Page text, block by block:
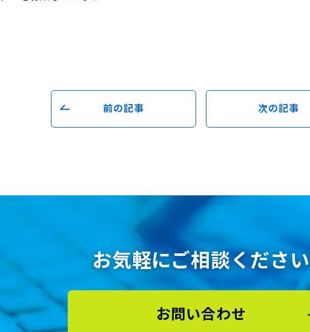
前の記事 次の記事
お気軽にご相談ください
お問い合わせ